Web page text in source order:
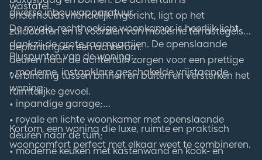
diverse inbouwapparatuur.
De royale, rechthoekige woonkamer is heerlijk licht
dankzij de grote raampartijen. De openslaande
deuren naar de achtertuin zorgen voor een prettige
verbinding tussen binnen en buiten en versterken het
ruimtelijke gevoel.
wastafel.
onderhoudsvriendelijk ingericht, ligt op het
zuidoosten en is voorzien van moderne terrastegels,
beplanting en een achterom.
Pluspunten van de woning:
• moderne, instapklare geschakelde vrijstaande
woning;
• inpandige garage;
• royale en lichte woonkamer met openslaande
deuren naar de tuin;
• moderne keuken met kastenwand en kook- en
Kortom, een woning die luxe, ruimte en praktisch
wooncomfort perfect met elkaar weet te combineren.